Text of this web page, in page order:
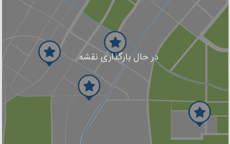
در حال بارگذاری نقشه...